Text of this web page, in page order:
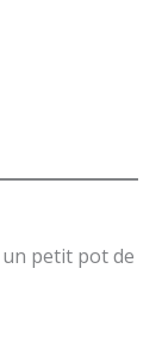
petit pot de